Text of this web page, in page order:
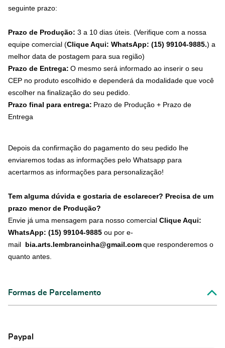
seguinte prazo:
Prazo de Produção: 3 a 10 dias úteis. (Verifique com a nossa
equipe comercial (Clique Aqui: WhatsApp: (15) 99104-9885.) a
melhor data de postagem para sua região)
Prazo de Entrega: O mesmo será informado ao inserir o seu
CEP no produto escolhido e dependerá da modalidade que você
escolher na finalização do seu pedido.
Prazo final para entrega: Prazo de Produção + Prazo de
Entrega
Depois da confirmação do pagamento do seu pedido lhe
enviaremos todas as informações pelo Whatsapp para
acertarmos as informações para personalização!
Tem alguma dúvida e gostaria de esclarecer? Precisa de um
prazo menor de Produção?
Envie já uma mensagem para nosso comercial Clique Aqui:
WhatsApp: (15) 99104-9885 ou por e-
mail bia.arts.lembrancinha@gmail.comque responderemos o
quanto antes.
Formas de Parcelamento
Paypal